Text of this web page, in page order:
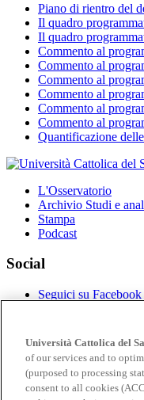
Piano di rientro del
Il quadro
Il quadro
Commento al
Commento al
Commento al
Commento al
Commento al
Commento al
Quantificazione
L'Osservatorio
Archivio Studi e
Stampa
Podcast
Social
Seguici su Facebook
Seguici su YouTube
Seguici su instagram
Scrivici
Copyright ©2008-2026
Università Cattolica del
of our services and to
(purposed to processing
consent to all cookies